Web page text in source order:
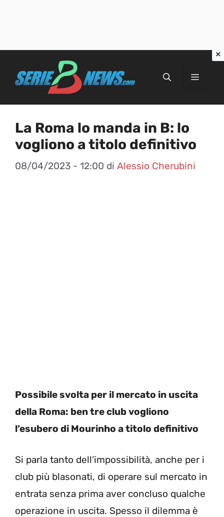
Menu
La Roma lo manda in B: lo
vogliono a titolo definitivo
08/04/2023 - 12:00 di Alessio Cherubini
Possibile svolta per il mercato in uscita
della Roma: ben tre club vogliono
l’esubero di Mourinho a titolo definitivo
Si parla tanto dell’impossibilità, anche per i
club più blasonati, di operare sul mercato in
entrata senza prima aver concluso qualche
operazione in uscita. Spesso il dilemma è